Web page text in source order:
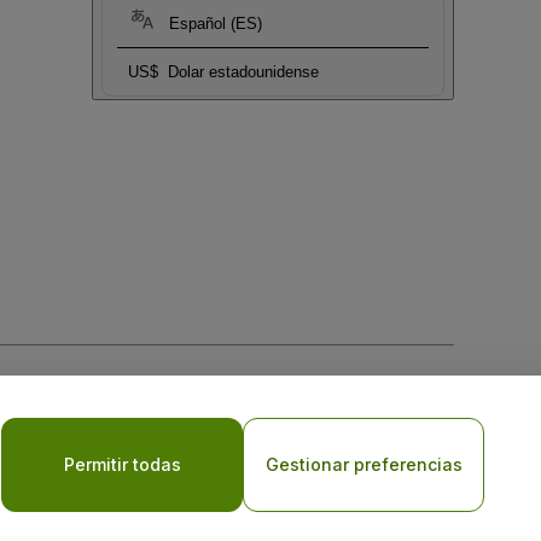
Español (ES)
US$ Dolar estadounidense
laPolítica de Privacidad para Móviles
Permitir todas Gestionar preferencias